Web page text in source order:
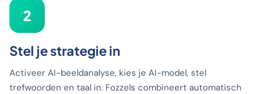
2
Stel je strategie in
Activeer AI-beeldanalyse, kies je AI-model, stel
trefwoorden en taal in. Fozzels combineert automatisch